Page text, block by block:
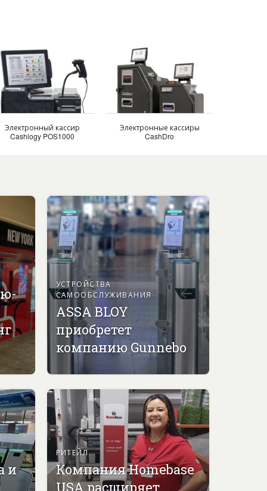
Электронный кассир
Cashlogy POS1000
Электронные кассиры
CashDro
УСТРОЙСТВА
САМООБСЛУЖИВАНИЯ
ASSA BLOY
приобретет
компанию Gunnebo
и
РИТЕЙЛ
Компания Homebase
USA расширяет